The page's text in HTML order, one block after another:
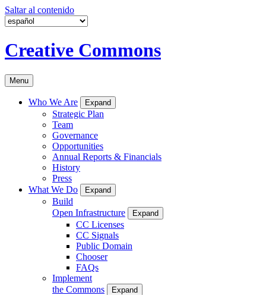
Saltar al contenido
Creative Commons
Menu
Who We Are Expand
Strategic Plan
Team
Governance
Opportunities
Annual Reports & Financials
History
Press
What We Do
Expand
Build
Open Infrastructure
Expand
CC Licenses
CC Signals
Public Domain
Chooser
FAQs
Implement
the Commons
Expand